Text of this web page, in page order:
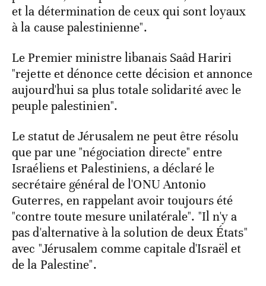
et la détermination de ceux qui sont loyaux
à la cause palestinienne".
Le Premier ministre libanais Saâd Hariri
"rejette et dénonce cette décision et annonce
aujourd'hui sa plus totale solidarité avec le
peuple palestinien".
Le statut de Jérusalem ne peut être résolu
que par une "négociation directe" entre
Israéliens et Palestiniens, a déclaré le
secrétaire général de l'ONU Antonio
Guterres, en rappelant avoir toujours été
"contre toute mesure unilatérale". "Il n'y a
pas d'alternative à la solution de deux États"
avec "Jérusalem comme capitale d'Israël et
de la Palestine".